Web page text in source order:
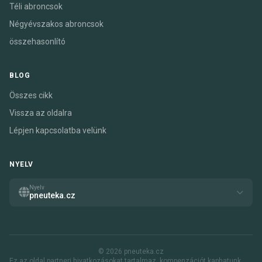
Téli abroncsok
Négyévszakos abroncsok
összehasonlító
BLOG
Összes cikk
Vissza az oldalra
Lépjen kapcsolatba velünk
NYELV
Nyelv
pneuteka.cz
© 2026 pneuteka.cz